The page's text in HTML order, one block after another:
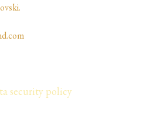
security policy